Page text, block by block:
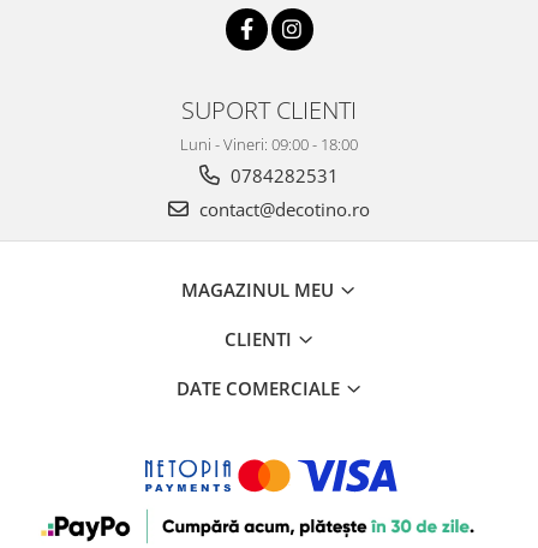
SUPORT CLIENTI
Luni - Vineri: 09:00 - 18:00
0784282531
contact@decotino.ro
MAGAZINUL MEU
CLIENTI
DATE COMERCIALE